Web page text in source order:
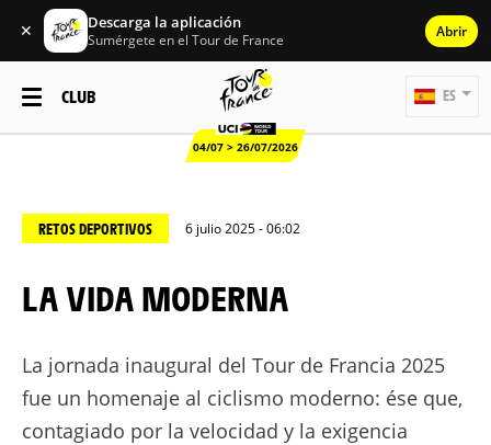
✕ Descarga la aplicación
Sumérgete en el Tour de France Abrir
CLUB
04/07 > 26/07/2026
ES
RETOS DEPORTIVOS 6 julio 2025 - 06:02
LA VIDA MODERNA
La jornada inaugural del Tour de Francia 2025
fue un homenaje al ciclismo moderno: ése que,
contagiado por la velocidad y la exigencia